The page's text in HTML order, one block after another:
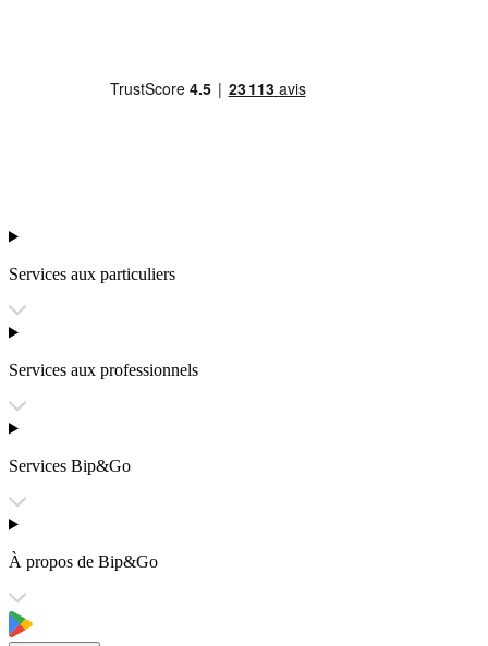
Services aux particuliers
Services aux professionnels
Services Bip&Go
À propos de Bip&Go